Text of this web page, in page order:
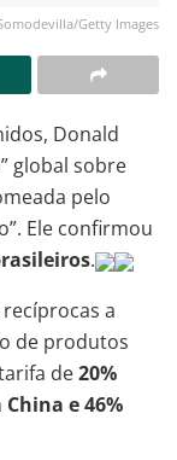
Getty Images
Donald
global sobre
pelo
Ele confirmou
.
a
de produtos
de20%
e 46%